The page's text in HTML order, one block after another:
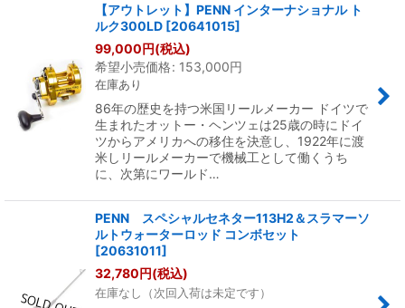
【アウトレット】PENN インターナショナル ト
ルク300LD [20641015]
99,000円(税込)
希望小売価格: 153,000円
在庫あり
86年の歴史を持つ米国リールメーカー ドイツで
生まれたオットー・ヘンツェは25歳の時にドイ
ツからアメリカへの移住を決意し、1922年に渡
米しリールメーカーで機械工として働くうち
に、次第にワールド…
PENN スペシャルセネター113H2＆スラマーソ
ルトウォーターロッド コンボセット
[20631011]
32,780円(税込)
在庫なし（次回入荷は未定です）